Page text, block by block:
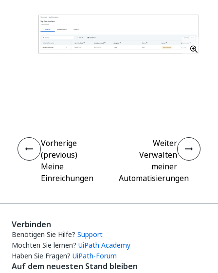
Vorherige
(previous)
Meine
Einreichungen
Weiter
Verwalten
meiner
Automatisierungen
Verbinden
Benötigen Sie Hilfe? Support
Möchten Sie lernen? UiPath Academy
Haben Sie Fragen? UiPath-Forum
Auf dem neuesten Stand bleiben